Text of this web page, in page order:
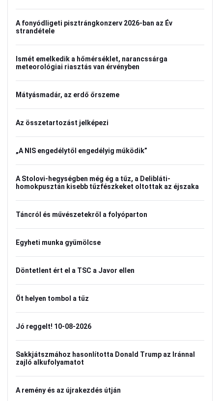
A fonyódligeti pisztrángkonzerv 2026-ban az Év
strandétele
Ismét emelkedik a hőmérséklet, narancssárga
meteorológiai riasztás van érvényben
Mátyásmadár, az erdő őrszeme
Az összetartozást jelképezi
„A NIS engedélytől engedélyig működik”
A Stolovi-hegységben még ég a tűz, a Delibláti-
homokpusztán kisebb tűzfészkeket oltottak az éjszaka
Táncról és művészetekről a folyóparton
Egyheti munka gyümölcse
Döntetlent ért el a TSC a Javor ellen
Öt helyen tombol a tűz
Jó reggelt! 10-08-2026
Sakkjátszmához hasonlította Donald Trump az Iránnal
zajló alkufolyamatot
A remény és az újrakezdés útján